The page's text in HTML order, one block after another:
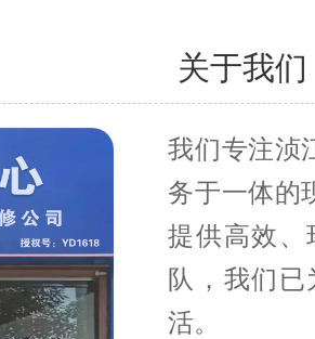
关于我们
我们专注浈
务于一体的
提供高效、
队，我们
活。